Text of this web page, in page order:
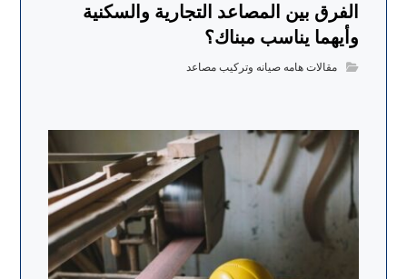
الفرق بين المصاعد التجارية والسكنية
وأيهما يناسب مبناك؟
مقالات هامه صيانه وتركيب مصاعد